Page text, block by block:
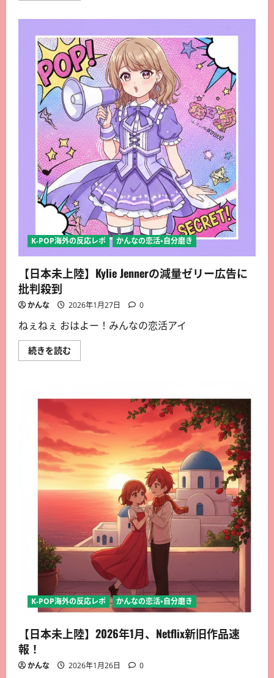
K-POP海外の反応レポ かんなの恋活・自分磨き
【日本未上陸】Kylie Jennerの減量ゼリー広告に
批判殺到
かんな 2026年1月27日 0
ねぇねぇ おはよー！みんなの恋活アイ
続きを読む
K-POP海外の反応レポ かんなの恋活・自分磨き
【日本未上陸】2026年1月、Netflix新旧作品速
報！
かんな 2026年1月26日 0